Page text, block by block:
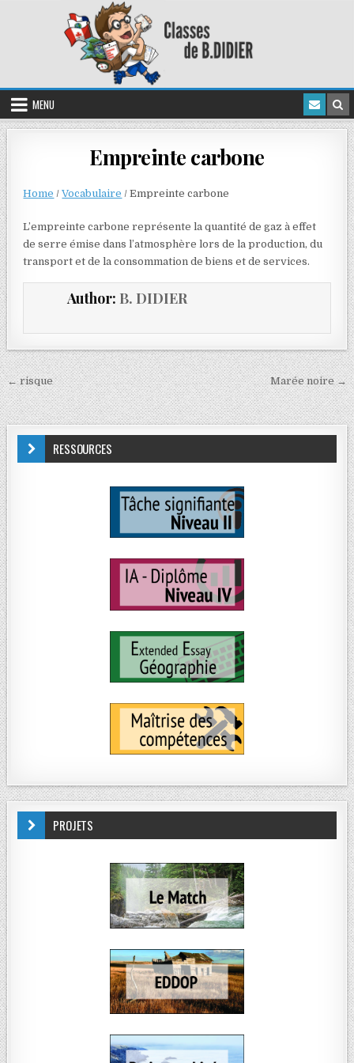
MENU
Empreinte carbone
Home /Vocabulaire /Empreinte carbone
L’empreinte carbone représente la quantité de gaz à effet
de serre émise dans l’atmosphère lors de la production, du
transport et de la consommation de biens et de services.
Author: B. DIDIER
← risque Marée noire →
RESSOURCES
PROJETS